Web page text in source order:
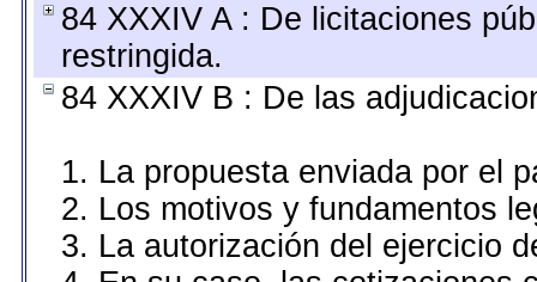
84 XXXIV A : De licitaciones
restringida.
84 XXXIV B : De las
1. La propuesta enviada por el
2. Los motivos y fundamentos
3. La autorización del ejercicio